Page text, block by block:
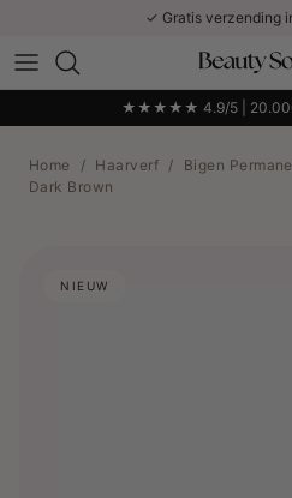
✓ Gratis verzending
★★★★★ 4.9/5 | 20.000
Home / Haarverf /
Bigen
Dark Brown
NIEUW